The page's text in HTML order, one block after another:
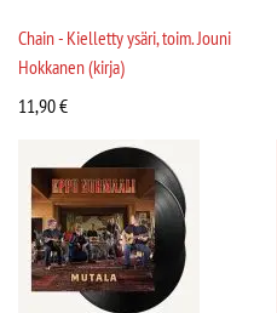
Chain - Kielletty ysäri, toim. Jouni
Hokkanen (kirja)
11,90€